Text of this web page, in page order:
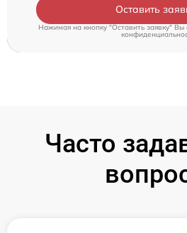
Оставить
Нажимая на кнопку "Оставить заявку" Вы
Часто